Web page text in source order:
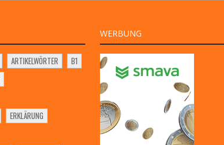
ARTIKELWÖRTER
B1
ERKLÄRUNG
WERBUNG